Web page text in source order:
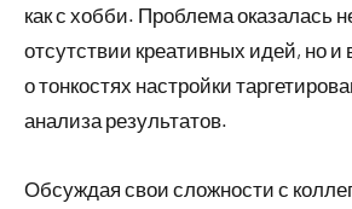
как с хобби. Проблема оказалась
отсутствии креативных идей, но и
о тонкостях настройки
анализа результатов.
Обсуждая свои сложности с